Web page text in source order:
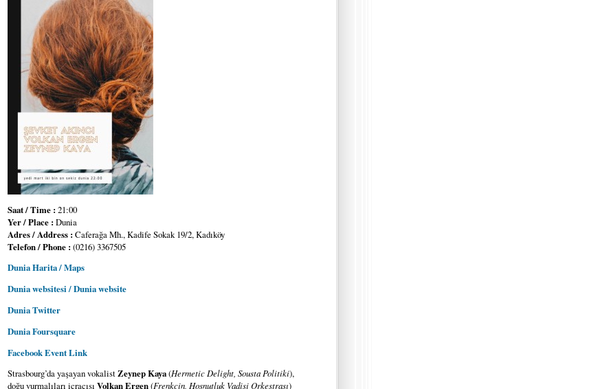
Saat / Time : 21:00
Yer / Place : Dunia
Adres / Address : Caferağa Mh., Kadife Sokak 19/2, Kadıköy
Telefon / Phone : (0216) 3367505
Dunia Harita / Maps
Dunia websitesi / Dunia website
Dunia Twitter
Dunia Foursquare
Facebook Event Link
Strasbourg’da yaşayan vokalistZeynep Kaya(Hermetic Delight, Sousta Politiki),
doğu vurmalıları icracısı Volkan Ergen(Frenkçin, Hoşnutluk Vadisi Orkestrası)